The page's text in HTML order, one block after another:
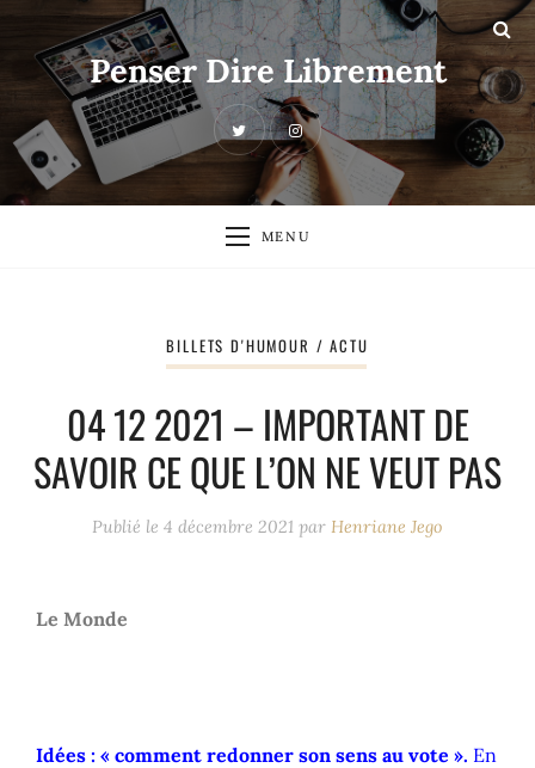
Penser Dire Librement
MENU
BILLETS D'HUMOUR / ACTU
04 12 2021 – IMPORTANT DE
SAVOIR CE QUE L’ON NE VEUT PAS
Publié le 4 décembre 2021 par Henriane Jego
Le Monde
Idées : « comment redonner son sens au vote ». En